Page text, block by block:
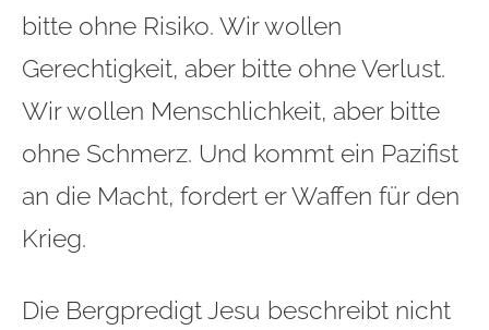
bitte ohne Risiko. Wir wollen
Gerechtigkeit, aber bitte ohne Verlust.
Wir wollen Menschlichkeit, aber bitte
ohne Schmerz. Und kommt ein Pazifist
an die Macht, fordert er Waffen für den
Krieg.
Die Bergpredigt Jesu beschreibt nicht